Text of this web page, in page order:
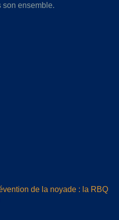
son ensemble.
de la noyade : la RBQ